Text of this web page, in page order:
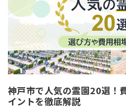
神戸市で人気の霊園20選！
イントを徹底解説